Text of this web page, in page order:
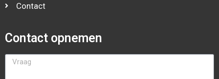
Contact
Contact opnemen